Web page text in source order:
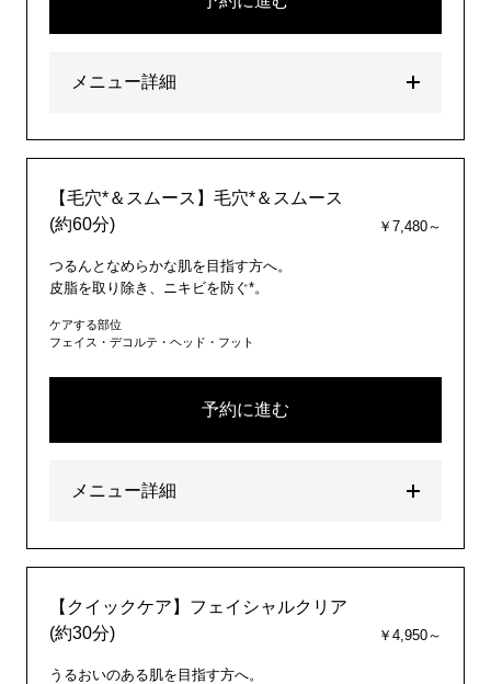
メニュー詳細
【毛穴*＆スムース】毛穴*＆スムース
(約60分)
￥7,480～
つるんとなめらかな肌を目指す方へ。
皮脂を取り除き、ニキビを防ぐ*。
ケアする部位
フェイス・デコルテ・ヘッド・フット
予約に進む
メニュー詳細
【クイックケア】フェイシャルクリア
(約30分)
￥4,950～
うるおいのある肌を目指す方へ。